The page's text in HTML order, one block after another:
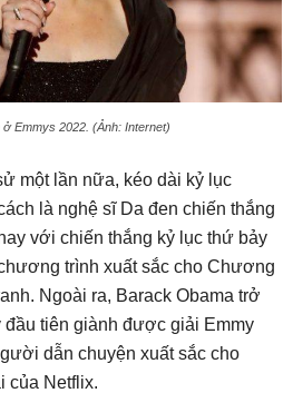
ở Emmys 2022. (Ảnh: Internet)
một lần nữa, kéo dài kỷ lục
là nghệ sĩ Da đen chiến thắng
với chiến thắng kỷ lục thứ bảy
trình xuất sắc cho Chương
Ngoài ra, Barack Obama trở
đầu tiên giành được giải Emmy
dẫn chuyện xuất sắc cho
của Netflix.